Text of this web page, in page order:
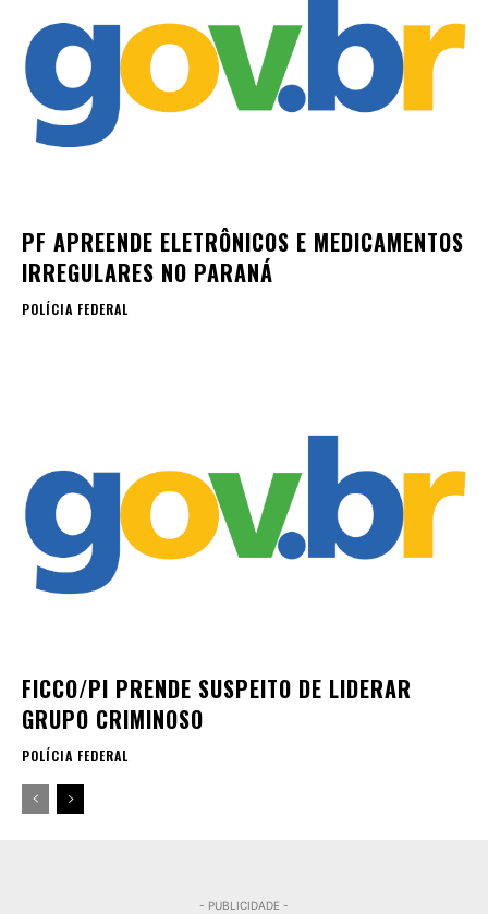
PF APREENDE ELETRÔNICOS E MEDICAMENTOS
IRREGULARES NO PARANÁ
POLÍCIA FEDERAL
FICCO/PI PRENDE SUSPEITO DE LIDERAR
GRUPO CRIMINOSO
POLÍCIA FEDERAL
- PUBLICIDADE -